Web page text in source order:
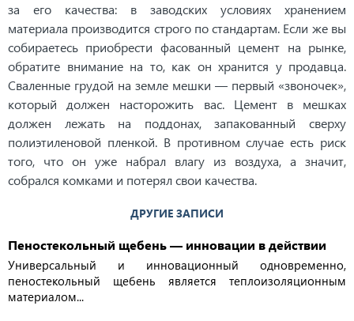
за его качества: в заводских условиях хранением
материала производится строго по стандартам. Если же вы
собираетесь приобрести фасованный цемент на рынке,
обратите внимание на то, как он хранится у продавца.
Сваленные грудой на земле мешки — первый «звоночек»,
который должен насторожить вас. Цемент в мешках
должен лежать на поддонах, запакованный сверху
полиэтиленовой пленкой. В противном случае есть риск
того, что он уже набрал влагу из воздуха, а значит,
собрался комками и потерял свои качества.
ДРУГИЕ ЗАПИСИ
Пеностекольный щебень — инновации в действии
Универсальный и инновационный одновременно,
пеностекольный щебень является теплоизоляционным
материалом...